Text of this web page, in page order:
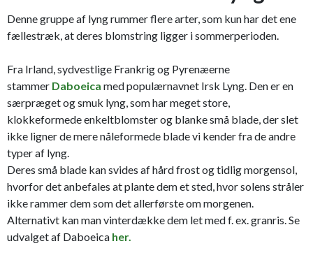
Denne gruppe af lyng rummer flere arter, som kun har det ene
fællestræk, at deres blomstring ligger i sommerperioden.
Fra Irland, sydvestlige Frankrig og Pyrenæerne
stammer Daboeica med populærnavnet Irsk Lyng. Den er en
særpræget og smuk lyng, som har meget store,
klokkeformede enkeltblomster og blanke små blade, der slet
ikke ligner de mere nåleformede blade vi kender fra de andre
typer af lyng.
Deres små blade kan svides af hård frost og tidlig morgensol,
hvorfor det anbefales at plante dem et sted, hvor solens stråler
ikke rammer dem som det allerførste om morgenen.
Alternativt kan man vinterdække dem let med f. ex. granris. Se
udvalget af Daboeica her.